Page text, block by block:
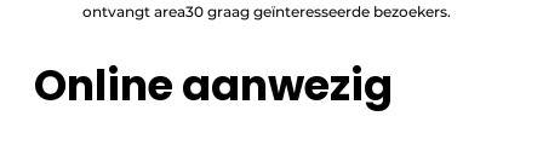
ontvangt area30 graag geïnteresseerde bezoekers.
Online aanwezig